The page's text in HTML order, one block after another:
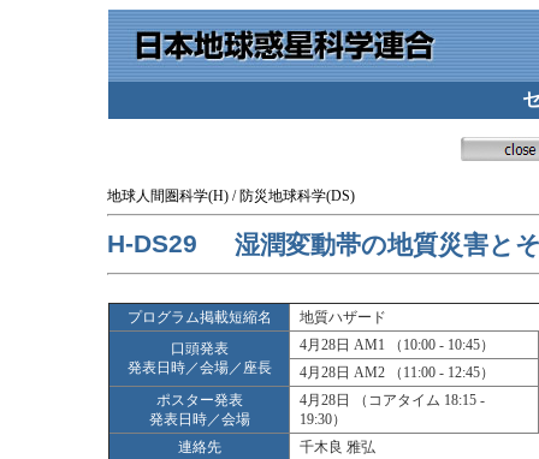
地球人間圏科学(H) / 防災地球科学(DS)
H-DS29 湿潤変動帯の地質災害と
プログラム掲載短縮名
地質ハザード
口頭発表
発表日時／会場／座長
4月28日 AM1 （10:00 - 10:45）
4月28日 AM2 （11:00 - 12:45）
ポスター発表
発表日時／会場
4月28日 （コアタイム 18:15 -
19:30）
連絡先
千木良 雅弘